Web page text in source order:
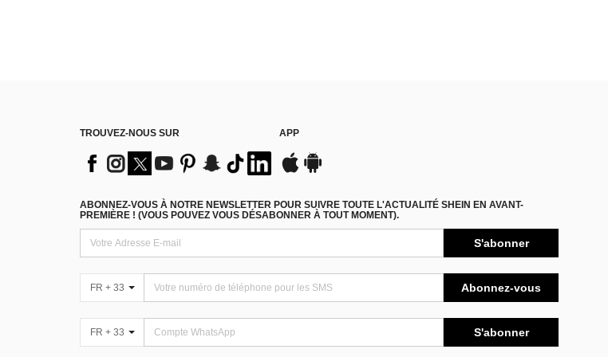
TROUVEZ-NOUS SUR APP
ABONNEZ-VOUS À NOTRE NEWSLETTER POUR SUIVRE TOUTE L'ACTUALITÉ SHEIN EN AVANT-
PREMIÈRE ! (VOUS POUVEZ VOUS DÉSABONNER À TOUT MOMENT).
S'abonner
FR + 33 Abonnez-vous
FR + 33 S'abonner